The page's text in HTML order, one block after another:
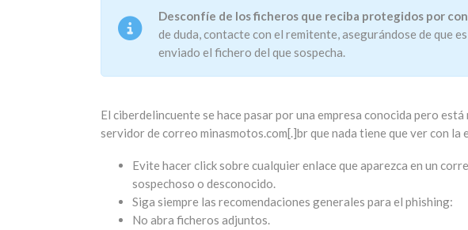
Desconfíe de los ficheros que reciba protegidos por
de duda, contacte con el remitente, asegurándose de que
enviado el fichero del que sospecha.
El ciberdelincuente se hace pasar por una empresa conocida pero
servidor de correo minasmotos.com[.]br que nada tiene que ver con la
Evite hacer click sobre cualquier enlace que aparezca en un
sospechoso o desconocido.
Siga siempre las recomendaciones generales para el phishing:
No abra ficheros adjuntos.